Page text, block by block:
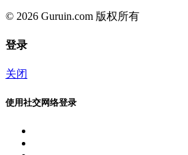
© 2026 Guruin.com 版权所有
登录
关闭
使用社交网络登录